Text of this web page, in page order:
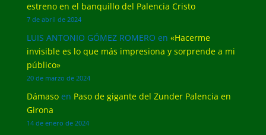
estreno en el banquillo del Palencia Cristo
7 de abril de 2024
LUIS ANTONIO GÓMEZ ROMERO en «Hacerme
invisible es lo que más impresiona y sorprende a mi
público»
20 de marzo de 2024
Dámasoen Paso de gigante del Zunder Palencia en
Girona
14 de enero de 2024